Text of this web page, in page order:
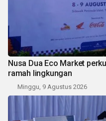
Nusa Dua Eco Market
ramah lingkungan
Minggu, 9 Agustus 2026